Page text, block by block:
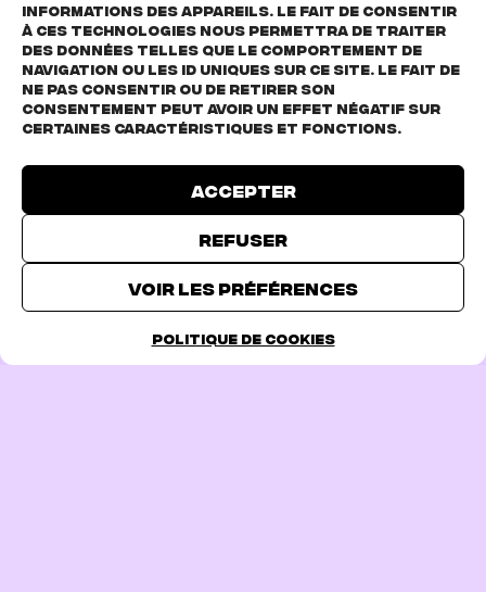
informations des appareils. Le fait de consentir
à ces technologies nous permettra de traiter
des données telles que le comportement de
navigation ou les ID uniques sur ce site. Le fait de
ne pas consentir ou de retirer son
consentement peut avoir un effet négatif sur
certaines caractéristiques et fonctions.
Accepter
Refuser
Voir les préférences
Politique de cookies
Parallèlement à sa carrière musicale, Pommelien
brille également comme actrice. Dans la série Netflix
et VRTMAXKnokke Off(High Tides à l’international),
elle incarne un rôle marquant qui a conquis le public
dans plus de 40 pays. Elle apparaît également au
TICKETS